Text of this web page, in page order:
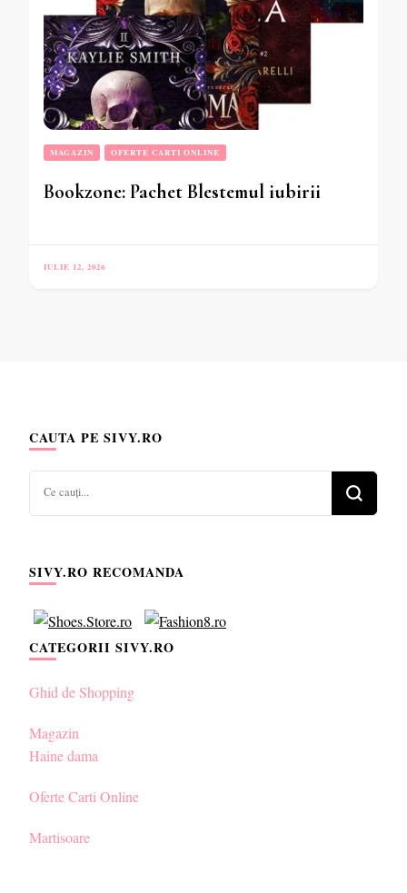
MAGAZIN OFERTE CARTI ONLINE
Bookzone: Pachet Blestemul iubirii
IULIE 12, 2026
CAUTA PE SIVY.RO
SIVY.RO RECOMANDA
CATEGORII SIVY.RO
Ghid de Shopping
Magazin
Haine dama
Oferte Carti Online
Martisoare